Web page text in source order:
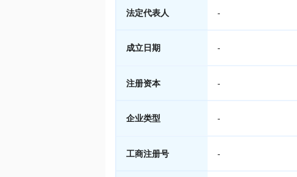
法定代表人 -
成立日期 -
注册资本 -
企业类型 -
工商注册号 -